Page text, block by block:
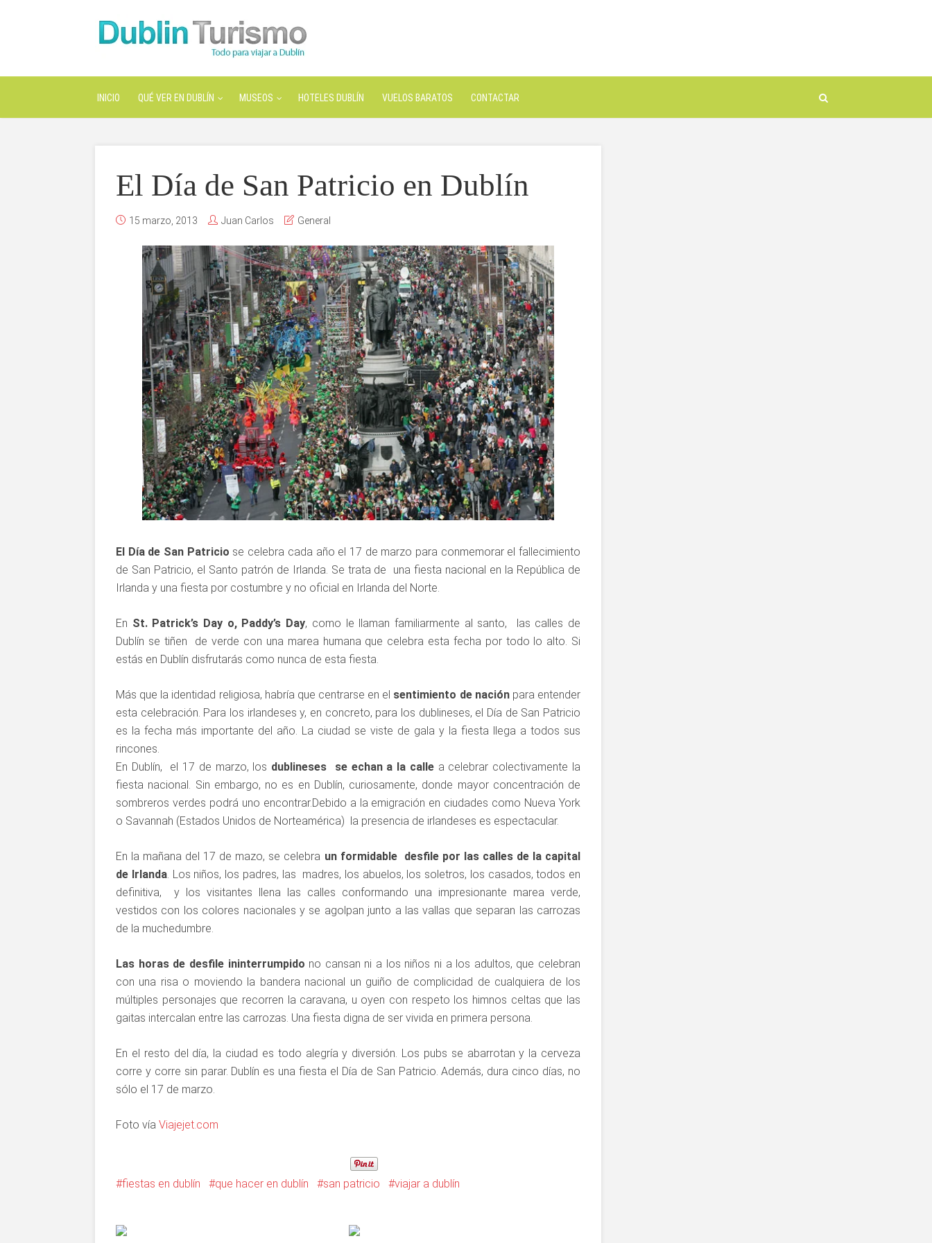
INICIO QUÉ VER EN DUBLÍN MUSEOS HOTELES DUBLÍN VUELOS BARATOS CONTACTAR
El Día de San Patricio en Dublín
15 marzo, 2013 Juan Carlos General
El Día de San Patricio se celebra cada año el 17 de marzo para conmemorar el fallecimiento
de San Patricio, el Santo patrón de Irlanda. Se trata de una fiesta nacional en la República de
Irlanda y una fiesta por costumbre y no oficial en Irlanda del Norte.
En St. Patrick’s Day o, Paddy’s Day, como le llaman familiarmente al santo, las calles de
Dublín se tiñen de verde con una marea humana que celebra esta fecha por todo lo alto. Si
estás en Dublín disfrutarás como nunca de esta fiesta.
Más que la identidad religiosa, habría que centrarse en el sentimiento de naciónpara entender
esta celebración. Para los irlandeses y, en concreto, para los dublineses, el Día de San Patricio
es la fecha más importante del año. La ciudad se viste de gala y la fiesta llega a todos sus
rincones.
En Dublín, el 17 de marzo, los dublineses se echan a la callea celebrar colectivamente la
fiesta nacional. Sin embargo, no es en Dublín, curiosamente, donde mayor concentración de
sombreros verdes podrá uno encontrar.Debido a la emigración en ciudades como Nueva York
o Savannah (Estados Unidos de Norteamérica) la presencia de irlandeses es espectacular.
En la mañana del 17 de mazo, se celebra un formidable desfile por las calles de la capital
de Irlanda. Los niños, los padres, las madres, los abuelos, los soletros, los casados, todos en
definitiva, y los visitantes llena las calles conformando una impresionante marea verde,
vestidos con los colores nacionales y se agolpan junto a las vallas que separan las carrozas
de la muchedumbre.
Las horas de desfile ininterrumpido no cansan ni a los niños ni a los adultos, que celebran
con una risa o moviendo la bandera nacional un guiño de complicidad de cualquiera de los
múltiples personajes que recorren la caravana, u oyen con respeto los himnos celtas que las
gaitas intercalan entre las carrozas. Una fiesta digna de ser vivida en primera persona.
En el resto del día, la ciudad es todo alegría y diversión. Los pubs se abarrotan y la cerveza
corre y corre sin parar. Dublín es una fiesta el Día de San Patricio. Además, dura cinco días, no
sólo el 17 de marzo.
Foto vía Viajejet.com
fiestas en dublín que hacer en dublín san patricio viajar a dublín